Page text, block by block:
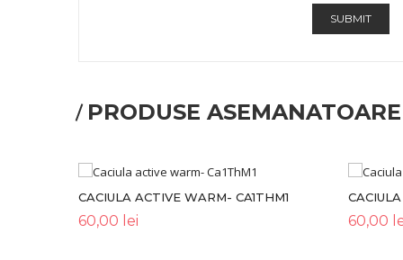
PRODUSE ASEMANATOARE
CACIULA ACTIVE WARM- CA1THM1
60,00 lei 60,00